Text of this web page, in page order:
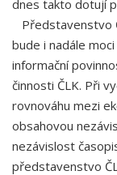
dnes takto dotují
Představenstvo
bude i nadále
informační
činnosti ČLK. Při
rovnováhu mezi
obsahovou
nezávislost
představenstvo